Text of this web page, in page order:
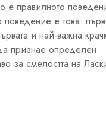
е правилното
поведение е това:
и най-важна
признае определен
за смелостта на